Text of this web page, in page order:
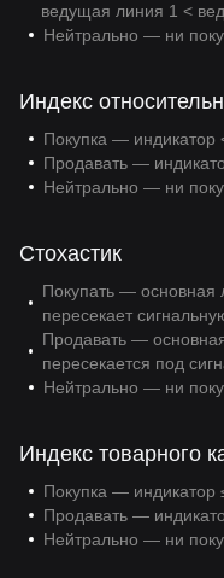
ведущая линия 1 <
Нейтрально — ни
Индекс
Покупка — индикатор
Продавать —
Нейтрально — ни
Стохастик
Покупать — основная
пересекает
Продавать —
пересекается под
Нейтрально — ни
Индекс товарного
Покупка — индикатор
Продавать —
Нейтрально — ни